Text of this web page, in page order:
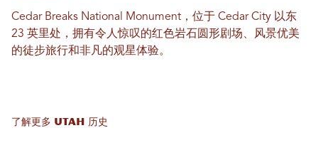
Cedar Breaks National Monument，位于 Cedar City 以东
23 英里处，拥有令人惊叹的红色岩石圆形剧场、风景优美
的徒步旅行和非凡的观星体验。
了解更多 UTAH 历史